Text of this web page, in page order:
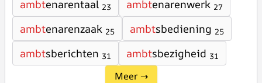
ambtenarentaal 23 ambtenarenwerk 27
ambtenarenzaak 25 ambtsbediening 25
ambtsberichten 31 ambtsbezigheid 31
Meer →